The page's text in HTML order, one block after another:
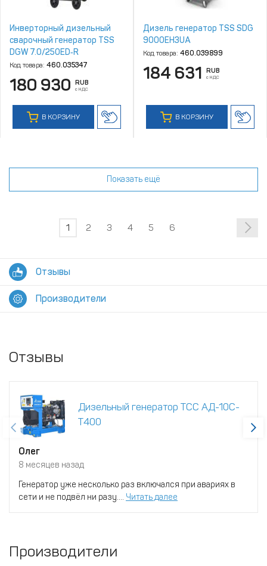
Инверторный дизельный
сварочный генератор TSS
DGW 7.0/250ED‑R
Код товара: 460.035347
180 930 RUB
с НДС
В КОРЗИНУ
Дизель генератор TSS SDG
9000EH3UA
Код товара: 460.039899
184 631 RUB
с НДС
В КОРЗИНУ
Показать ещё
1 2 3 4 5 6
Отзывы
Производители
Отзывы
Дизельный генератор ТСС АД-10С-
Т400
Олег
8 месяцев назад
Генератор уже несколько раз включался при авариях в
сети и не подвёл ни разу.... Читать далее
Производители